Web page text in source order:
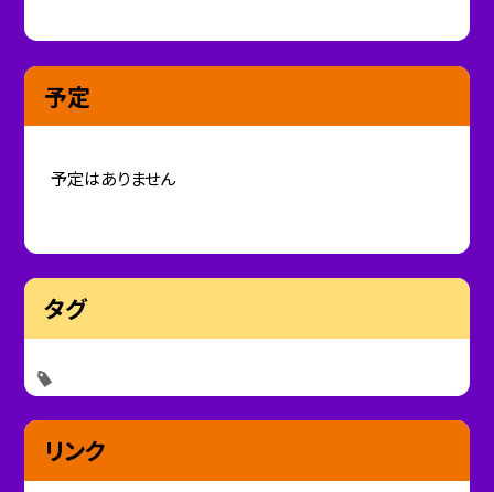
予定
予定はありません
タグ
リンク